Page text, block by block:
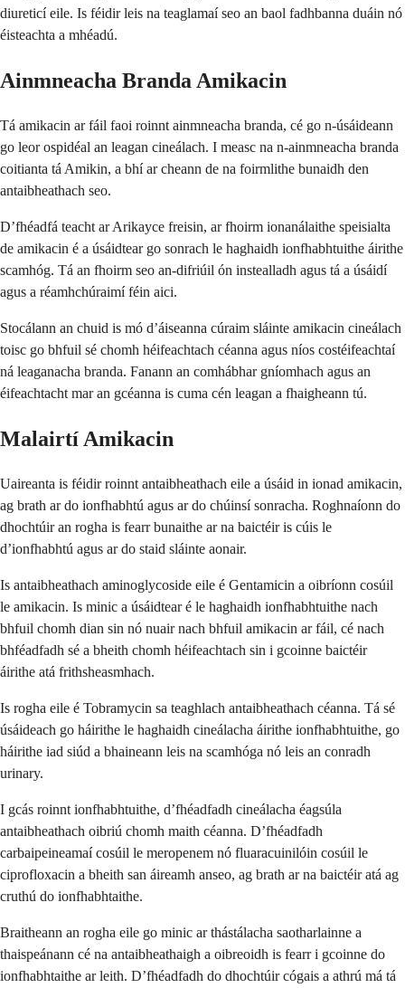
diureticí eile. Is féidir leis na teaglamaí seo an baol fadhbanna duáin nó
éisteachta a mhéadú.
Ainmneacha Branda Amikacin
Tá amikacin ar fáil faoi roinnt ainmneacha branda, cé go n-úsáideann
go leor ospidéal an leagan cineálach. I measc na n-ainmneacha branda
coitianta tá Amikin, a bhí ar cheann de na foirmlithe bunaidh den
antaibheathach seo.
D’fhéadfá teacht ar Arikayce freisin, ar fhoirm ionanálaithe speisialta
de amikacin é a úsáidtear go sonrach le haghaidh ionfhabhtuithe áirithe
scamhóg. Tá an fhoirm seo an-difriúil ón instealladh agus tá a úsáidí
agus a réamhchúraimí féin aici.
Stocálann an chuid is mó d’áiseanna cúraim sláinte amikacin cineálach
toisc go bhfuil sé chomh héifeachtach céanna agus níos costéifeachtaí
ná leaganacha branda. Fanann an comhábhar gníomhach agus an
éifeachtacht mar an gcéanna is cuma cén leagan a fhaigheann tú.
Malairtí Amikacin
Uaireanta is féidir roinnt antaibheathach eile a úsáid in ionad amikacin,
ag brath ar do ionfhabhtú agus ar do chúinsí sonracha. Roghnaíonn do
dhochtúir an rogha is fearr bunaithe ar na baictéir is cúis le
d’ionfhabhtú agus ar do staid sláinte aonair.
Is antaibheathach aminoglycoside eile é Gentamicin a oibríonn cosúil
le amikacin. Is minic a úsáidtear é le haghaidh ionfhabhtuithe nach
bhfuil chomh dian sin nó nuair nach bhfuil amikacin ar fáil, cé nach
bhféadfadh sé a bheith chomh héifeachtach sin i gcoinne baictéir
áirithe atá frithsheasmhach.
Is rogha eile é Tobramycin sa teaghlach antaibheathach céanna. Tá sé
úsáideach go háirithe le haghaidh cineálacha áirithe ionfhabhtuithe, go
háirithe iad siúd a bhaineann leis na scamhóga nó leis an conradh
urinary.
I gcás roinnt ionfhabhtuithe, d’fhéadfadh cineálacha éagsúla
antaibheathach oibriú chomh maith céanna. D’fhéadfadh
carbaipeineamaí cosúil le meropenem nó fluaracuinilóin cosúil le
ciprofloxacin a bheith san áireamh anseo, ag brath ar na baictéir atá ag
cruthú do ionfhabhtaithe.
Braitheann an rogha eile go minic ar thástálacha saotharlainne a
thaispeánann cé na antaibheathaigh a oibreoidh is fearr i gcoinne do
ionfhabhtaithe ar leith. D’fhéadfadh do dhochtúir cógais a athrú má tá